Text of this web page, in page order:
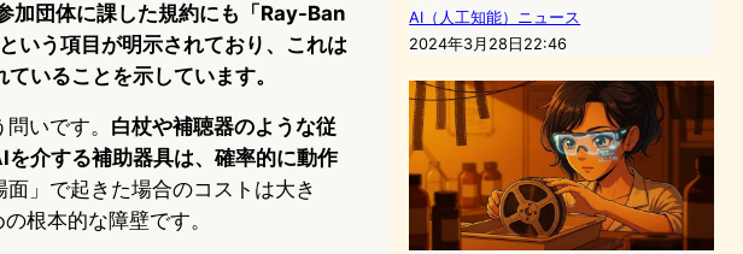
団体に課した規約にも「Ray-Ban
いう項目が明示されており、これは
いることを示しています。
いです。 白杖や補聴器のような従
介する補助器具は、確率的に動作
」で起きた場合のコストは大き
根本的な障壁です。
AI（人工知能）ニュース
2024年3月28日22:46